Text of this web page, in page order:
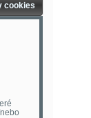
cookies